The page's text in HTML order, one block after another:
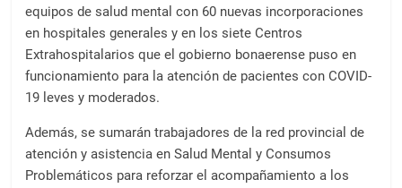
equipos de salud mental con 60 nuevas incorporaciones
en hospitales generales y en los siete Centros
Extrahospitalarios que el gobierno bonaerense puso en
funcionamiento para la atención de pacientes con COVID-
19 leves y moderados.
Además, se sumarán trabajadores de la red provincial de
atención y asistencia en Salud Mental y Consumos
Problemáticos para reforzar el acompañamiento a los